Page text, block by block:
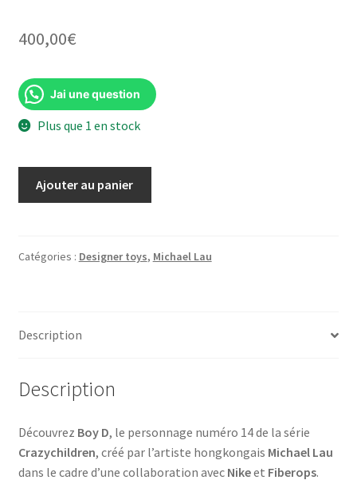
400,00€
Jai une question
Plus que 1 en stock
Crazychildren
X
Fiberops
MISB]
no
pig
Ajouter au panier
Catégories : Designer toys, Michael Lau
Description
Description
Découvrez Boy D, le personnage numéro 14 de la série
Crazychildren, créé par l’artiste hongkongais Michael Lau
dans le cadre d’une collaboration avec Nikeet Fiberops.